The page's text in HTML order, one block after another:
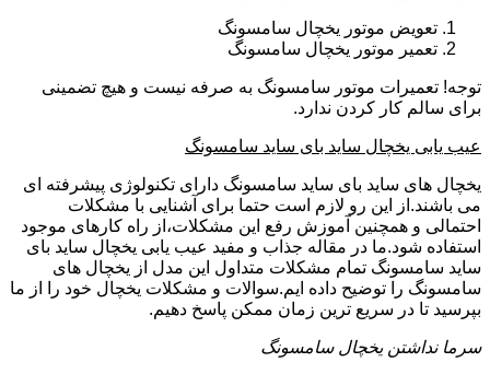
تعویض موتور یخچال سامسونگ
تعمیر موتور یخچال سامسونگ
توجه! تعمیرات موتور سامسونگ به صرفه نیست و هیچ تضمینی
برای سالم کار کردن ندارد.
عیب یابی یخچال ساید بای ساید سامسونگ
یخچال های ساید بای ساید سامسونگ دارای تکنولوژی پیشرفته ای
می باشند.از این رو لازم است حتما برای آشنایی با مشکلات
احتمالی و همچنین آموزش رفع این مشکلات،از راه کارهای موجود
استفاده شود.ما در مقاله جذاب و مفید عیب یابی یخچال ساید بای
ساید سامسونگ تمام مشکلات متداول این مدل از یخچال های
سامسونگ را توضیح داده ایم.سوالات و مشکلات یخچال خود را از ما
بپرسید تا در سریع ترین زمان ممکن پاسخ دهیم.
سرما نداشتن یخچال سامسونگ